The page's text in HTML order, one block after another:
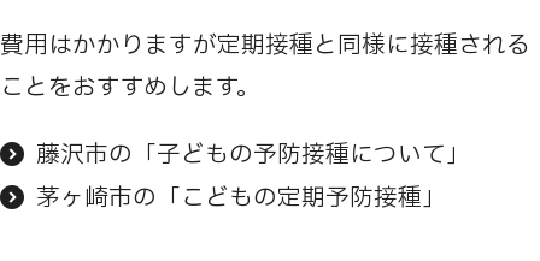
費用はかかりますが定期接種と同様に接種される
ことをおすすめします。
藤沢市の「子どもの予防接種について」
茅ヶ崎市の「こどもの定期予防接種」